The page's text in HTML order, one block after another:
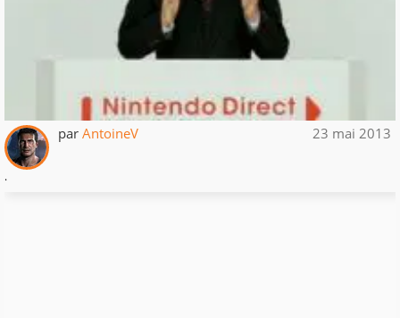
par AntoineV 23 mai 2013
.